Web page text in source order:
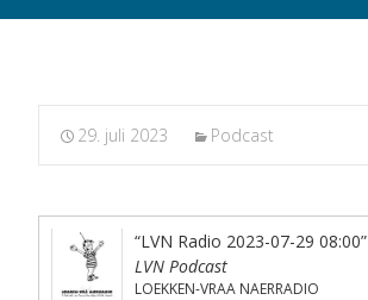
29. juli 2023 Podcast
“LVN Radio 2023-07-29 08:00”
LVN Podcast
LOEKKEN-VRAA NAERRADIO